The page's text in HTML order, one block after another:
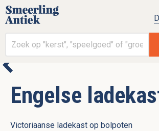
Engelse
Victoriaanse ladekast op bolpoten